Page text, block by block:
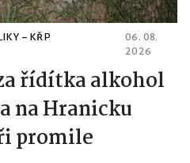
– KŘP
06. 08.
2026
řídítka alkohol
na Hranicku
promile